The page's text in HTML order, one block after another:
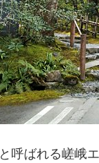
と呼ばれる嵯峨